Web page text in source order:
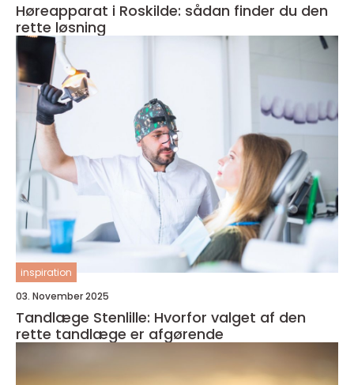
Høreapparat i Roskilde: sådan finder du den
rette løsning
inspiration
03. November 2025
Tandlæge Stenlille: Hvorfor valget af den
rette tandlæge er afgørende